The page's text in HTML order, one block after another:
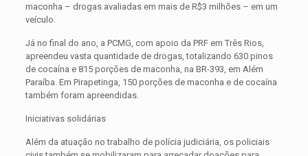
maconha – drogas avaliadas em mais de R$3 milhões – em um
veículo.
Já no final do ano, a PCMG, com apoio da PRF em Três Rios,
apreendeu vasta quantidade de drogas, totalizando 630 pinos
de cocaína e 815 porções de maconha, na BR-393, em Além
Paraíba. Em Pirapetinga, 150 porções de maconha e de cocaína
também foram apreendidas.
Iniciativas solidárias
Além da atuação no trabalho de polícia judiciária, os policiais